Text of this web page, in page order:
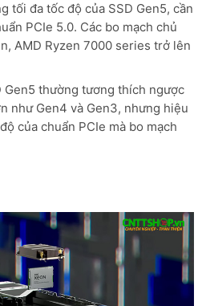
tối đa tốc độ của SSD Gen5, cần
PCIe 5.0. Các bo mạch chủ
AMD Ryzen 7000 series trở lên
Gen5 thường tương thích ngược
như Gen4 và Gen3, nhưng hiệu
của chuẩn PCIe mà bo mạch